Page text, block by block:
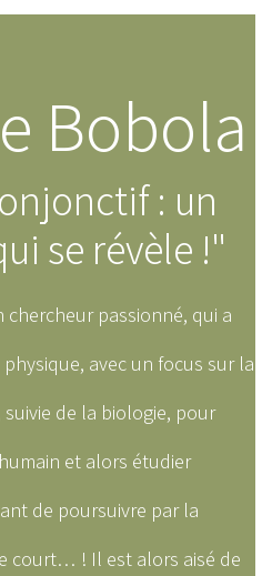
Bobola
: un
se révèle !"
passionné, qui a
avec un focus sur la
de la biologie, pour
et alors étudier
de poursuivre par la
court… ! Il est alors aisé de